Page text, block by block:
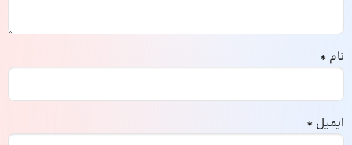
نام *
ایمیل *